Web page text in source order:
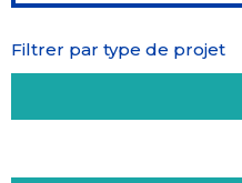
Filtrer par type de projet